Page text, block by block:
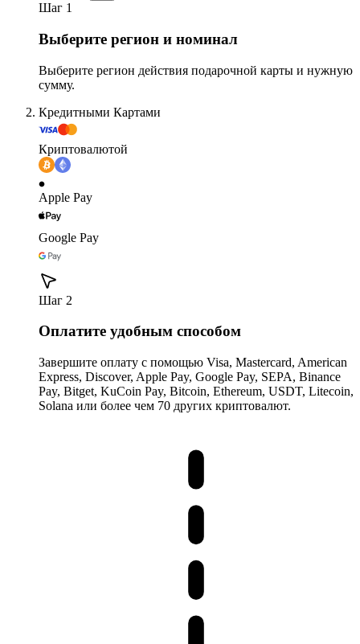
Шаг 1
Выберите регион и номинал
Выберите регион действия подарочной карты и нужную
сумму.
Кредитными Картами
Криптовалютой
Apple Pay
Google Pay
Шаг 2
Оплатите удобным способом
Завершите оплату с помощью Visa, Mastercard, American
Express, Discover, Apple Pay, Google Pay, SEPA, Binance
Pay, Bitget, KuCoin Pay, Bitcoin, Ethereum, USDT, Litecoin,
Solana или более чем 70 других криптовалют.